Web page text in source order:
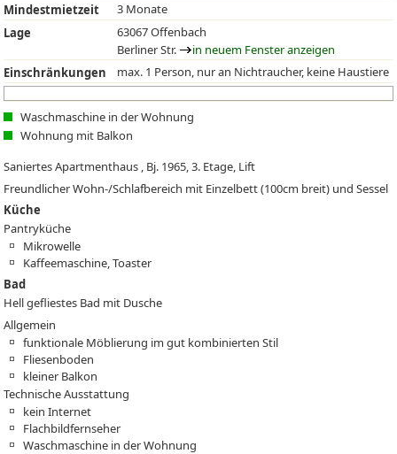
Mindestmietzeit
3 Monate
Lage
63067 Offenbach
Berliner Str.
in neuem Fenster anzeigen
Einschränkungen
max. 1 Person, nur an Nichtraucher, keine Haustiere
Waschmaschine in der Wohnung
Wohnung mit Balkon
Saniertes Apartmenthaus , Bj. 1965, 3. Etage, Lift
Freundlicher Wohn-/Schlafbereich mit Einzelbett (100cm breit) und Sessel
Küche
Pantryküche
Mikrowelle
Kaffeemaschine, Toaster
Bad
Hell gefliestes Bad mit Dusche
Allgemein
funktionale Möblierung im gut kombinierten Stil
Fliesenboden
kleiner Balkon
Technische Ausstattung
kein Internet
Flachbildfernseher
Waschmaschine in der Wohnung